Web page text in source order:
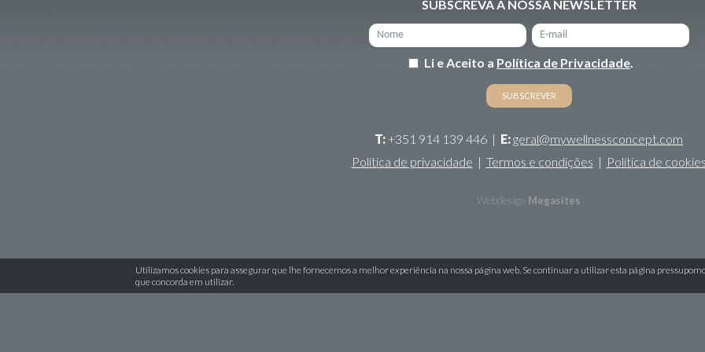
SUBSCREVA A NOSSA NEWSLETTER
Li e Aceito a Política de Privacidade.
T:+351 914 139 446 | E:geral@mywellnessconcept.com
Política de privacidade | Termos e condições | Política de cookies
Webdesign Megasites
Utilizamos cookies para assegurar que lhe fornecemos a melhor experiência na nossa página web. Se continuar a utilizar esta página
que concorda em utilizar.